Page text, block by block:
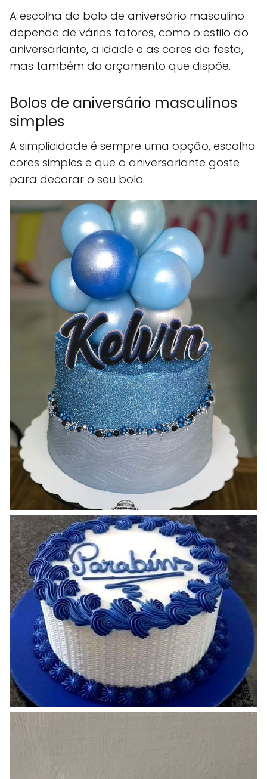
A escolha do bolo de aniversário masculino
depende de vários fatores, como o estilo do
aniversariante, a idade e as cores da festa,
mas também do orçamento que dispõe.
Bolos de aniversário masculinos
simples
A simplicidade é sempre uma opção, escolha
cores simples e que o aniversariante goste
para decorar o seu bolo.